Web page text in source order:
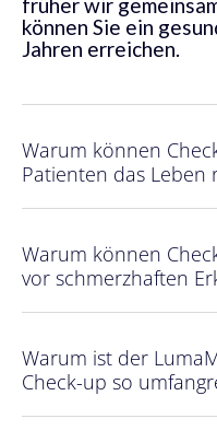
können Sie ein
Jahren erreichen.
Warum können
Patienten das Leben
Warum können
vor schmerzhaften
Warum ist der
Check-up so